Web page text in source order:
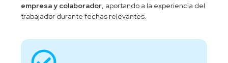
empresa y colaborador, aportando a la experiencia del
trabajador durante fechas relevantes.